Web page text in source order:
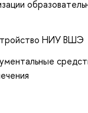
НИУ ВШЭ